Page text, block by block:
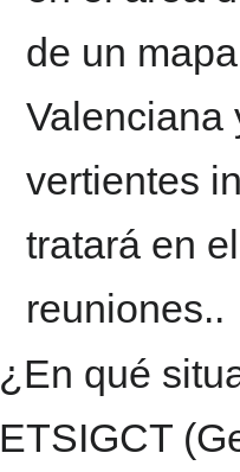
de un
Valenciana
vertientes
tratará en
reuniones..
¿En qué
ETSIGCT